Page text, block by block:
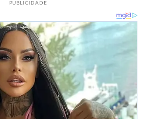
PUBLICIDADE